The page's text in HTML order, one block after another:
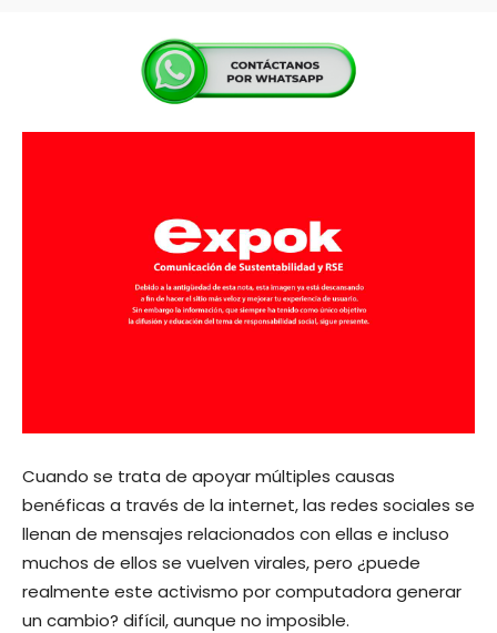
Cuando se trata de apoyar múltiples causas
benéficas a través de la internet, las redes sociales se
llenan de mensajes relacionados con ellas e incluso
muchos de ellos se vuelven virales, pero ¿puede
realmente este activismo por computadora generar
un cambio? difícil, aunque no imposible.